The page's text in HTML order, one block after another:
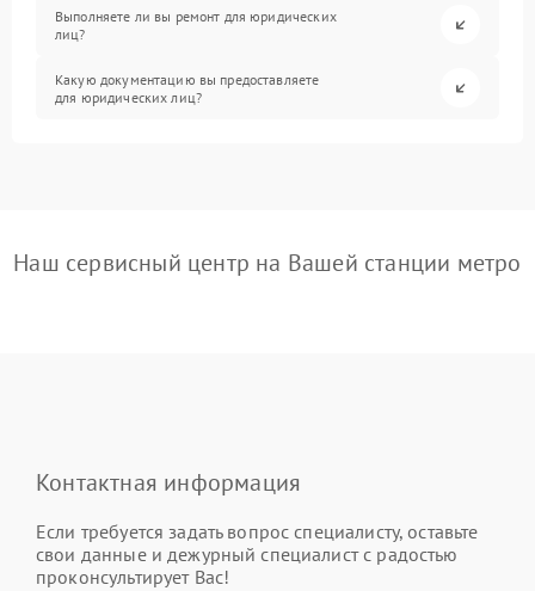
Выполняете ли вы ремонт для юридических
лиц?
Какую документацию вы предоставляете
для юридических лиц?
Наш сервисный центр на Вашей станции метро
Контактная информация
Если требуется задать вопрос специалисту, оставьте
свои данные и дежурный специалист с радостью
проконсультирует Вас!